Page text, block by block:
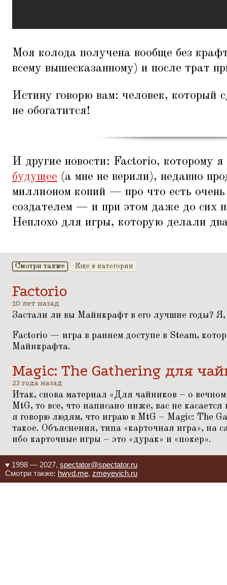
Моя колода получена вообще без
всему вышесказанному) и после трат
Истину говорю вам: человек, который
не обогатится!
И другие новости: Factorio, которому я
будущее (а мне не верили), недавно
миллионом копий — про что есть
создателем — и при этом даже до сих
Неплохо для игры, которую делали
Смотри также Еще в категории
Factorio
10 лет назад
Застали ли вы Майнкрафт в его лучшие годы?
Factorio — игра в раннем доступе в Steam,
Майнкрафта.
Magic: The Gathering для
23 года назад
Итак, снова материал «Для чайников – о
MtG, то все, что написано ниже, вас не
я говорю людям, что играю в MtG – Magic: The
такое. Объяснения, типа «карточная игра», на
ибо карточные игры – это «дурак» и «покер».
♥ 1998 — 2027, spectator@spectator.ru
Смотри также: hwyd.me, zmeyevich.ru